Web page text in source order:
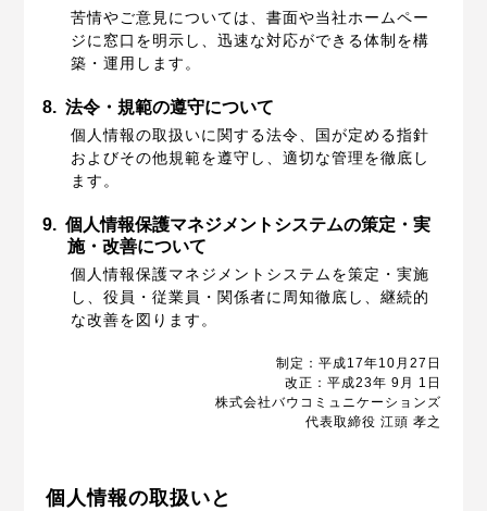
苦情やご意見については、書面や当社ホームペー
ジに窓口を明示し、迅速な対応ができる体制を構
築・運用します。
8. 法令・規範の遵守について
個人情報の取扱いに関する法令、国が定める指針
およびその他規範を遵守し、適切な管理を徹底し
ます。
9. 個人情報保護マネジメントシステムの策定・実
施・改善について
個人情報保護マネジメントシステムを策定・実施
し、役員・従業員・関係者に周知徹底し、継続的
な改善を図ります。
制定：平成17年10月27日
改正：平成23年 9月 1日
株式会社バウコミュニケーションズ
代表取締役 江頭 孝之
個人情報の取扱いと